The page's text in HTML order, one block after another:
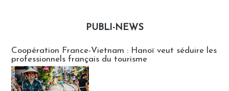
PUBLI-NEWS
Coopération France-Vietnam : Hanoï veut séduire les
professionnels français du tourisme